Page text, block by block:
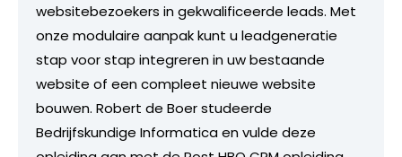
websitebezoekers in gekwalificeerde leads. Met
onze modulaire aanpak kunt u leadgeneratie
stap voor stap integreren in uw bestaande
website of een compleet nieuwe website
bouwen. Robert de Boer studeerde
Bedrijfskundige Informatica en vulde deze